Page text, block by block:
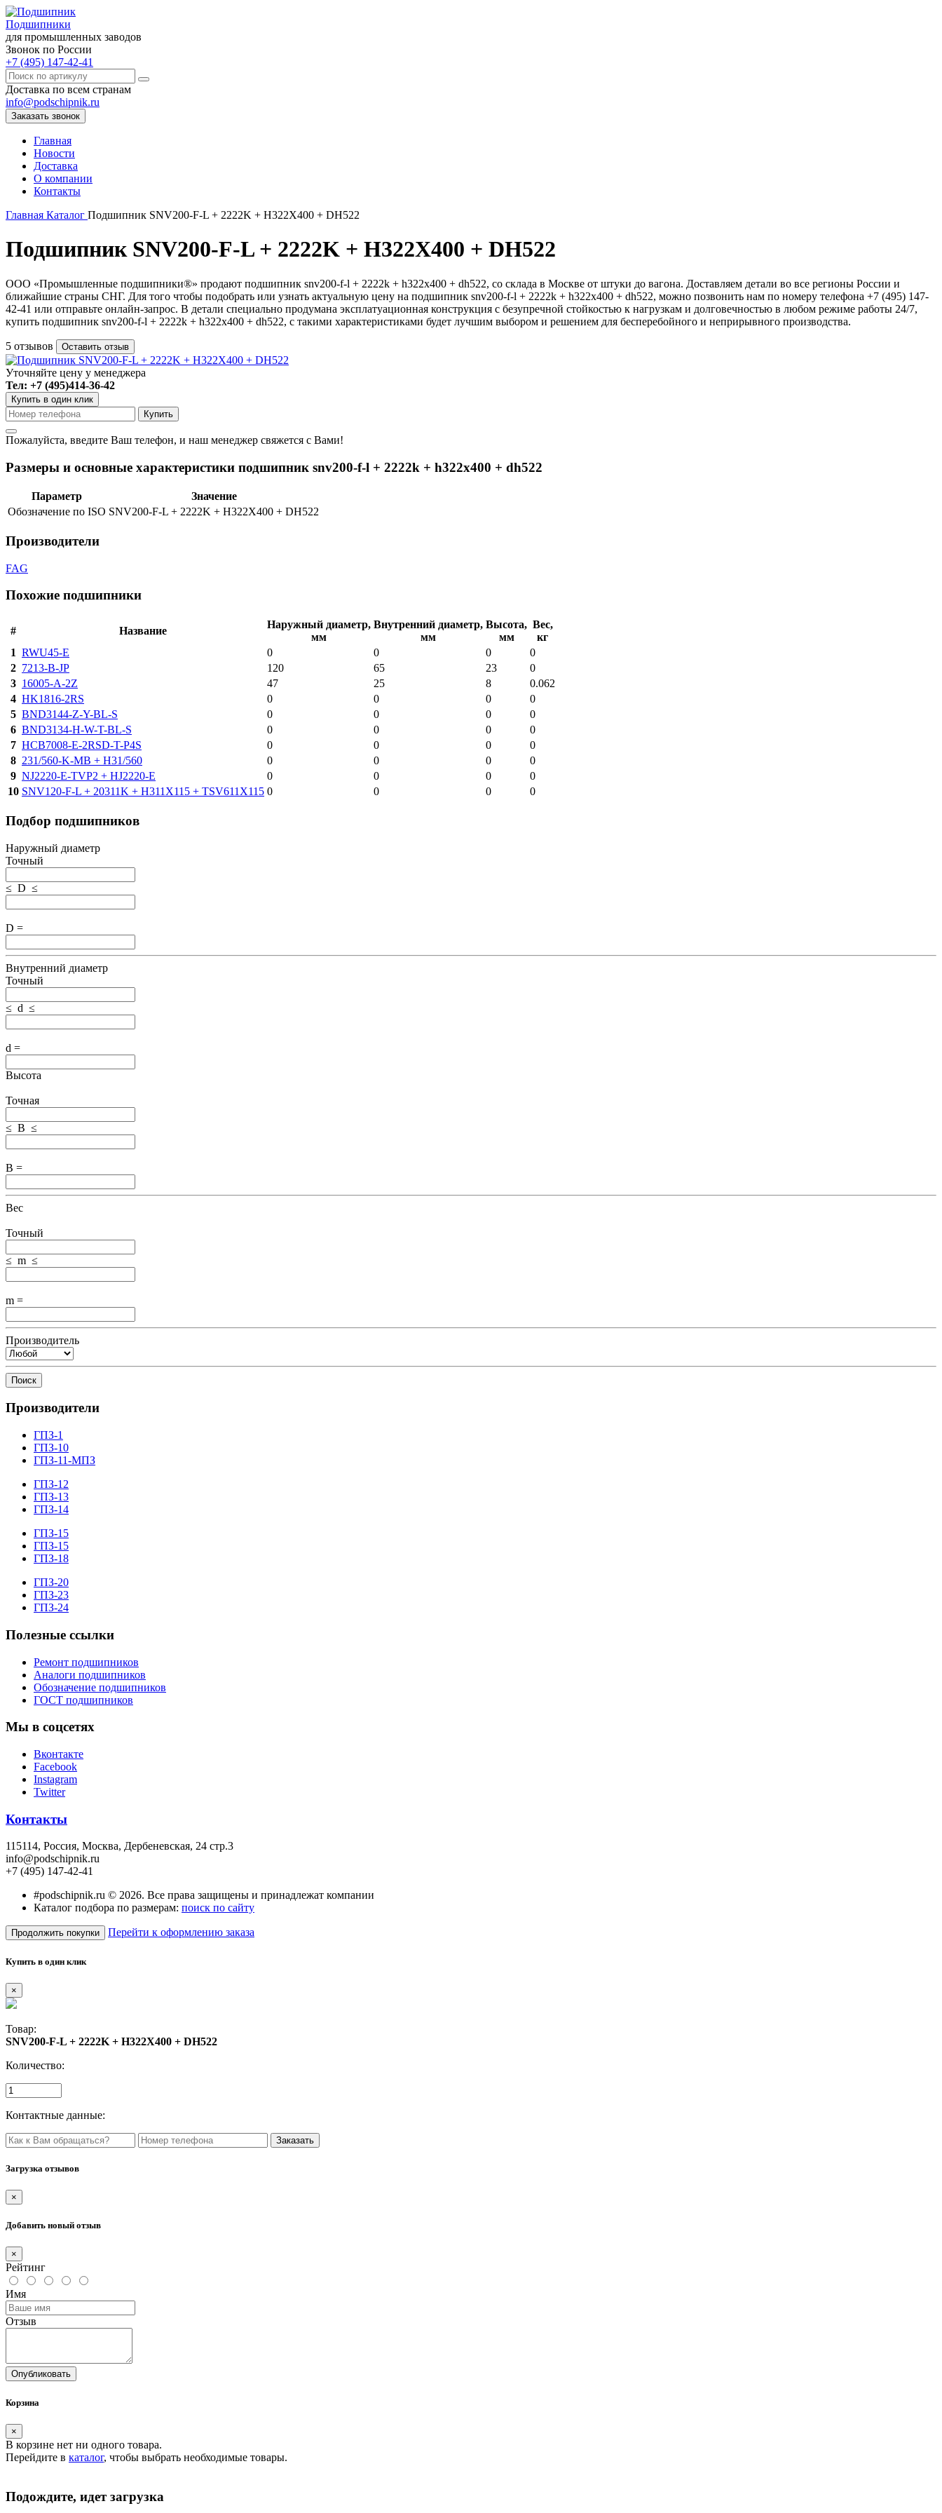
Подшипники
для промышленных заводов
Звонок по России
+7 (495) 147-42-41
Доставка по всем странам
info@podschipnik.ru
Заказать звонок
Главная
Новости
Доставка
О компании
Контакты
Главная Каталог Подшипник SNV200-F-L + 2222K + H322X400 + DH522
Подшипник SNV200-F-L + 2222K + H322X400 + DH522
ООО «Промышленные подшипники®» продают подшипник snv200-f-l + 2222k + h322x400 + dh522, со склада в Москве от штуки до вагона. Доставляем детали во все регионы России и
ближайшие страны СНГ. Для того чтобы подобрать или узнать актуальную цену на подшипник snv200-f-l + 2222k + h322x400 + dh522, можно позвонить нам по номеру телефона +7 (495) 147-
42-41 или отправьте онлайн-запрос. В детали специально продумана эксплатуационная конструкция с безупречной стойкостью к нагрузкам и долговечностью в любом режиме работы 24/7,
купить подшипник snv200-f-l + 2222k + h322x400 + dh522, с такими характеристиками будет лучшим выбором и решением для бесперебойного и неприрывного производства.
5 отзывов Оставить отзыв
Уточняйте цену у менеджера
Тел: +7 (495)414-36-42
Купить в один клик
Пожалуйста, введите Ваш телефон, и наш менеджер свяжется с Вами!
Размеры и основные характеристики подшипник snv200-f-l + 2222k + h322x400 + dh522
Параметр
Значение
Обозначение по ISO SNV200-F-L + 2222K + H322X400 + DH522
Производители
FAG
Похожие подшипники
# Название
Наружный диаметр,
мм
Внутренний диаметр,
мм
Высота,
мм
Вес,
кг
1 RWU45-E 0 0 0
0
2 7213-B-JP 120 65 23
0
3 16005-A-2Z 47 25 8
0.062
4 HK1816-2RS 0 0 0
0
5 BND3144-Z-Y-BL-S 0 0 0
0
6 BND3134-H-W-T-BL-S 0 0 0
0
7 HCB7008-E-2RSD-T-P4S 0 0 0
0
8 231/560-K-MB + H31/560 0 0 0
0
9 NJ2220-E-TVP2 + HJ2220-E 0 0 0
0
10 SNV120-F-L + 20311K + H311X115 + TSV611X115 0 0 0 0
Подбор подшипников
Наружный диаметр
Точный
≤ D ≤
D =
Внутренний диаметр
Точный
≤ d ≤
d =
Высота
Точная
≤ B ≤
B =
Вес
Точный
≤ m ≤
m =
Производитель
Поиск
Производители
ГПЗ-1
ГПЗ-10
ГПЗ-11-МПЗ
ГПЗ-12
ГПЗ-13
ГПЗ-14
ГПЗ-15
ГПЗ-15
ГПЗ-18
ГПЗ-20
ГПЗ-23
ГПЗ-24
Полезные ссылки
Ремонт подшипников
Аналоги подшипников
Обозначение подшипников
ГОСТ подшипников
Мы в соцсетях
Вконтакте
Facebook
Instagram
Twitter
Контакты
115114, Россия, Москва, Дербеневская, 24 стр.3
info@podschipnik.ru
+7 (495) 147-42-41
#podschipnik.ru © 2026. Все права защищены и принадлежат компании
Каталог подбора по размерам: поиск по сайту
Продолжить покупки Перейти к оформлению заказа
Купить в один клик
×
Товар:
SNV200-F-L + 2222K + H322X400 + DH522
Количество:
Контактные данные:
Загрузка отзывов
×
Добавить новый отзыв
×
Рейтинг
Имя
Отзыв
Опубликовать
Корзина
×
В корзине нет ни одного товара.
Перейдите в каталог, чтобы выбрать необходимые товары.
Подождите, идет загрузка